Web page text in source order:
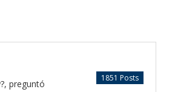
1851 Posts
preguntó